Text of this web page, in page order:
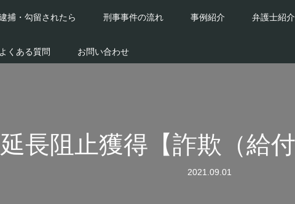
捕・勾留されたら 刑事事件の流れ 事例紹介 弁護士紹
よくある質問 お問い合わせ
長阻止獲得【詐欺（給
2021.09.01